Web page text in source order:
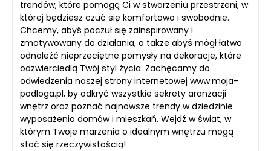
trendów, które pomogą Ci w stworzeniu przestrzeni, w
której będziesz czuć się komfortowo i swobodnie.
Chcemy, abyś poczuł się zainspirowany i
zmotywowany do działania, a także abyś mógł łatwo
odnaleźć nieprzeciętne pomysły na dekoracje, które
odzwierciedlą Twój styl życia. Zachęcamy do
odwiedzenia naszej strony internetowej www.moja-
podloga.pl, by odkryć wszystkie sekrety aranżacji
wnętrz oraz poznać najnowsze trendy w dziedzinie
wyposażenia domów i mieszkań. Wejdź w świat, w
którym Twoje marzenia o idealnym wnętrzu mogą
stać się rzeczywistością!